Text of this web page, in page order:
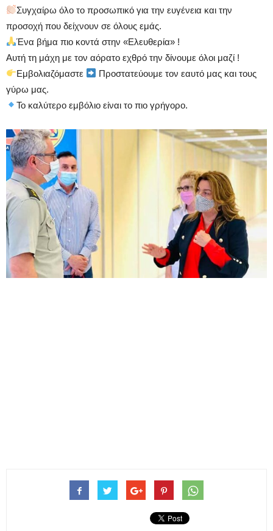
Συγχαίρω όλο το προσωπικό για την ευγένεια και την
προσοχή που δείχνουν σε όλους εμάς.
Ένα βήμα πιο κοντά στην «Ελευθερία» !
Αυτή τη μάχη με τον αόρατο εχθρό την δίνουμε όλοι μαζί !
Εμβολιαζόμαστε
Προστατεύουμε τον εαυτό μας και τους
γύρω μας.
Το καλύτερο εμβόλιο είναι το πιο γρήγορο.